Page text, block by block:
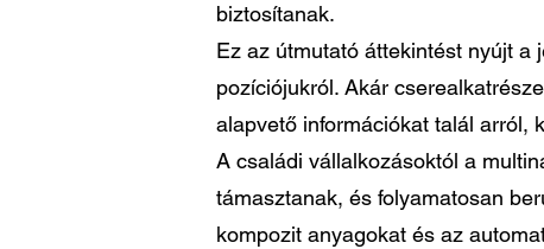
biztosítanak.
Ez az útmutató áttekintést nyújt a
pozíciójukról. Akár
alapvető információkat talál arról,
A családi vállalkozásoktól a
támasztanak, és folyamatosan
kompozit anyagokat és az